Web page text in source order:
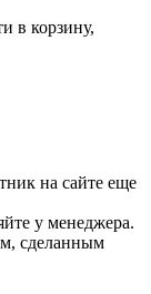
в корзину,
на сайте еще
у менеджера.
сделанным